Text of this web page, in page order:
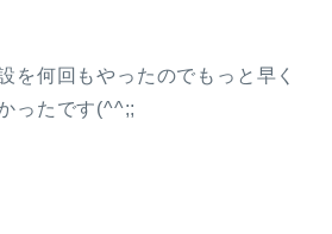
を何回もやったのでもっと早く
ったです(^^;;